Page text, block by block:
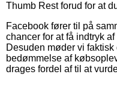
Thumb Rest forud for at
Facebook fører til på
chancer for at få indtryk
Desuden møder vi
bedømmelse af
drages fordel af til at